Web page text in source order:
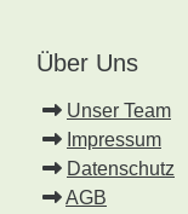
Über Uns
Unser Team
Impressum
Datenschutz
AGB